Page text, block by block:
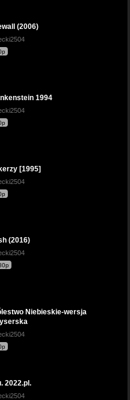
(2006)
1994
[1995]
(2016)
Niebieskie-wersja
2022.pl.